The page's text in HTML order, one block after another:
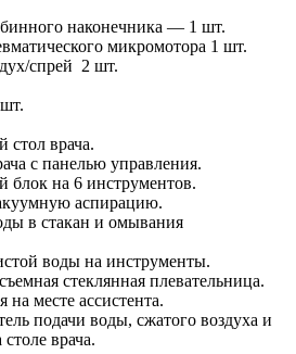
наконечника — 1 шт.
микромотора 1 шт.
спрей 2 шт.
стол врача.
с панелью управления.
блок на 6 инструментов.
аспирацию.
в стакан и омывания
воды на инструменты.
стеклянная плевательница.
месте ассистента.
подачи воды, сжатого воздуха и
врача.